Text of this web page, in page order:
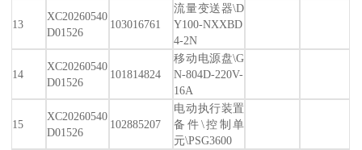
13
XC20260540
D01526
103016761
流量变送器\D
Y100-NXXBD
4-2N
14
XC20260540
D01526
101814824
移动电源盘\G
N-804D-220V-
16A
15
XC20260540
D01526
102885207
电动执行装置
备件\控制单
元\PSG3600